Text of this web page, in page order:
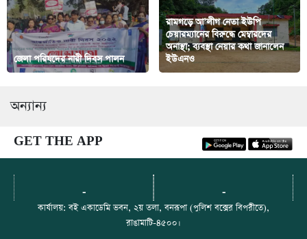
জেলা পরিষদের নারী দিবস পালন
রামগড়ে আ’লীগ নেতা ইউপি
চেয়ারম্যানের বিরুদ্ধে মেম্বারদের
অনাস্থা; ব্যবস্থা নেয়ার কথা জানালেন
ইউএনও
অন্যান্য
GET THE APP
- -
কার্যালয়: বই একাডেমি ভবন, ২য় তলা, বনরূপা (পুলিশ বক্সের বিপরীতে),
রাঙামাটি-৪৫০০।